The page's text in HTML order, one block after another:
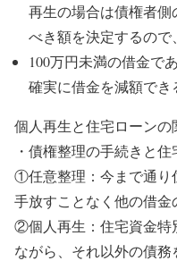
再生の場合は債権者
べき額を決定するので
100万円未満の借金で
確実に借金を減額でき
個人再生と住宅ローンの
・債権整理の手続きと
①任意整理：今まで通り
手放すことなく他の借金
②個人再生：住宅資金特
ながら、それ以外の債務